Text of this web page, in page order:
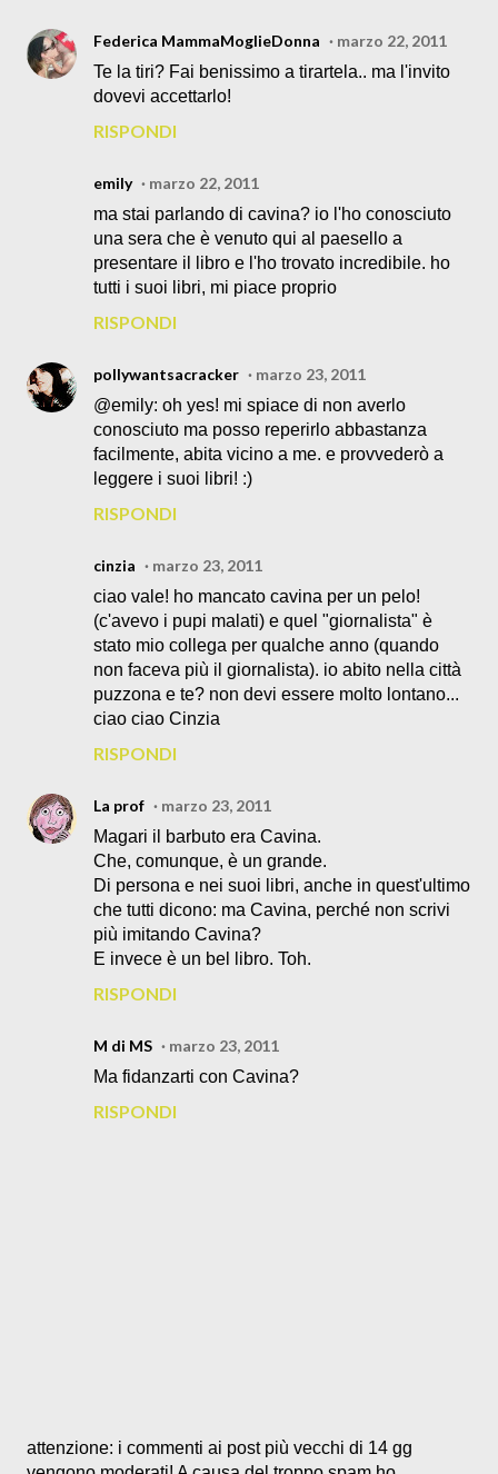
Federica MammaMoglieDonna
marzo 22, 2011
Te la tiri? Fai benissimo a tirartela.. ma l'invito
dovevi accettarlo!
RISPONDI
emily
marzo 22, 2011
ma stai parlando di cavina? io l'ho conosciuto
una sera che è venuto qui al paesello a
presentare il libro e l'ho trovato incredibile. ho
tutti i suoi libri, mi piace proprio
RISPONDI
pollywantsacracker
marzo 23, 2011
@emily: oh yes! mi spiace di non averlo
conosciuto ma posso reperirlo abbastanza
facilmente, abita vicino a me. e provvederò a
leggere i suoi libri! :)
RISPONDI
cinzia
marzo 23, 2011
ciao vale! ho mancato cavina per un pelo!
(c'avevo i pupi malati) e quel "giornalista" è
stato mio collega per qualche anno (quando
non faceva più il giornalista). io abito nella città
puzzona e te? non devi essere molto lontano...
ciao ciao Cinzia
RISPONDI
La prof
marzo 23, 2011
Magari il barbuto era Cavina.
Che, comunque, è un grande.
Di persona e nei suoi libri, anche in quest'ultimo
che tutti dicono: ma Cavina, perché non scrivi
più imitando Cavina?
E invece è un bel libro. Toh.
RISPONDI
M di MS
marzo 23, 2011
Ma fidanzarti con Cavina?
RISPONDI
P
attenzione: i commenti ai post più vecchi di 14 gg